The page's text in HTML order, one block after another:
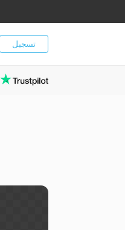
تسجيل